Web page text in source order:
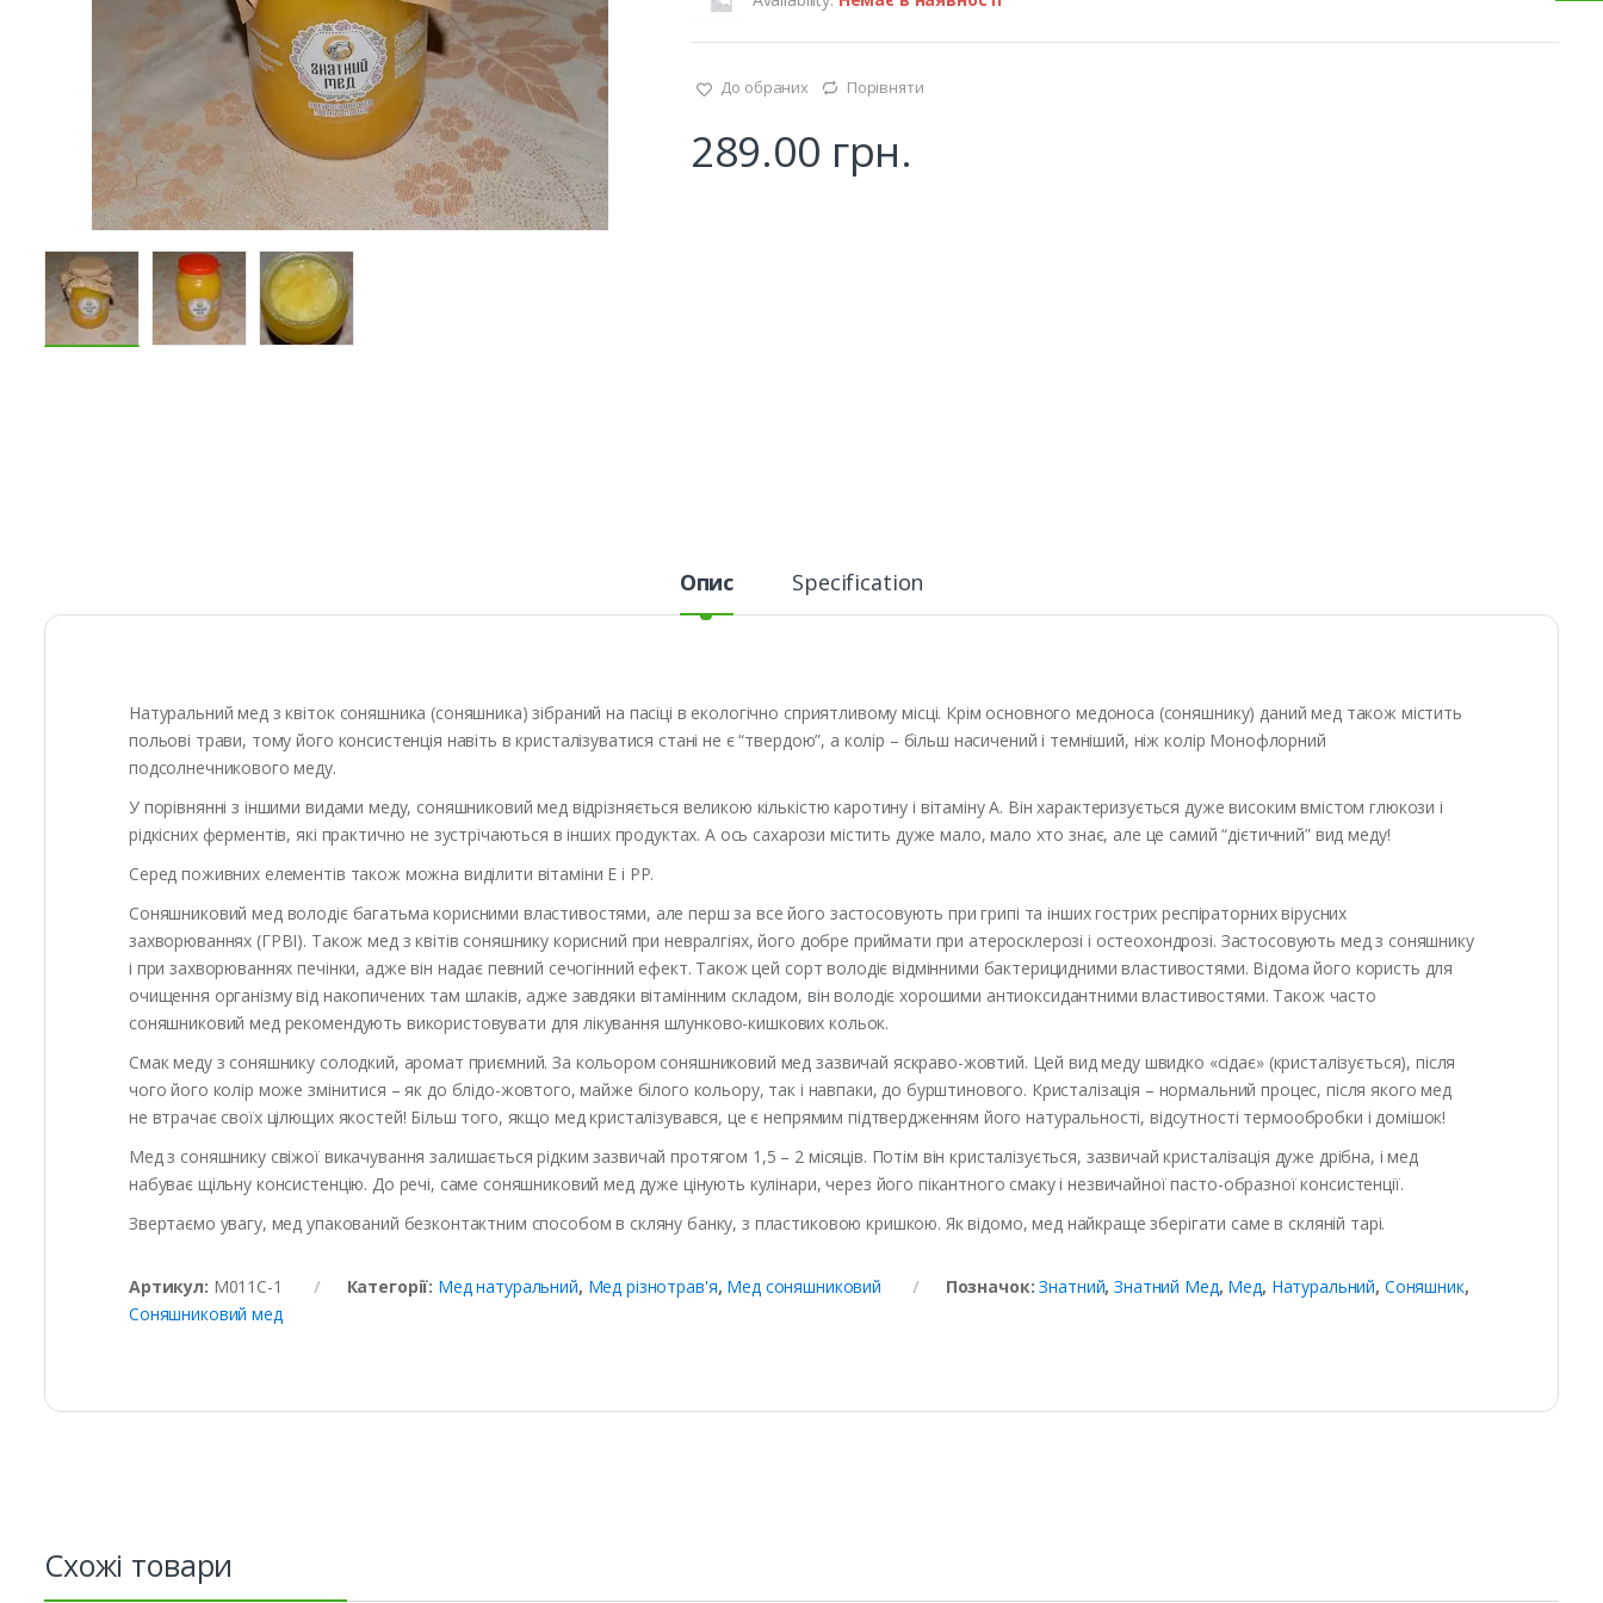
До обраних Порівняти
289.00 грн.
Опис Specification
Натуральний мед з квіток соняшника (соняшника) зібраний на пасіці в екологічно сприятливому місці. Крім основного медоноса (соняшнику) даний мед також містить
польові трави, тому його консистенція навіть в кристалізуватися стані не є “твердою”, а колір – більш насичений і темніший, ніж колір Монофлорний
подсолнечникового меду.
У порівнянні з іншими видами меду, соняшниковий мед відрізняється великою кількістю каротину і вітаміну А. Він характеризується дуже високим вмістом глюкози і
рідкісних ферментів, які практично не зустрічаються в інших продуктах. А ось сахарози містить дуже мало, мало хто знає, але це самий “дієтичний” вид меду!
Серед поживних елементів також можна виділити вітаміни Е і РР.
Соняшниковий мед володіє багатьма корисними властивостями, але перш за все його застосовують при грипі та інших гострих респіраторних вірусних
захворюваннях (ГРВІ). Також мед з квітів соняшнику корисний при невралгіях, його добре приймати при атеросклерозі і остеохондрозі. Застосовують мед з соняшнику
і при захворюваннях печінки, адже він надає певний сечогінний ефект. Також цей сорт володіє відмінними бактерицидними властивостями. Відома його користь для
очищення організму від накопичених там шлаків, адже завдяки вітамінним складом, він володіє хорошими антиоксидантними властивостями. Також часто
соняшниковий мед рекомендують використовувати для лікування шлунково-кишкових кольок.
Смак меду з соняшнику солодкий, аромат приємний. За кольором соняшниковий мед зазвичай яскраво-жовтий. Цей вид меду швидко «сідає» (кристалізується), після
чого його колір може змінитися – як до блідо-жовтого, майже білого кольору, так і навпаки, до бурштинового. Кристалізація – нормальний процес, після якого мед
не втрачає своїх цілющих якостей! Більш того, якщо мед кристалізувався, це є непрямим підтвердженням його натуральності, відсутності термообробки і домішок!
Мед з соняшнику свіжої викачування залишається рідким зазвичай протягом 1,5 – 2 місяців. Потім він кристалізується, зазвичай кристалізація дуже дрібна, і мед
набуває щільну консистенцію. До речі, саме соняшниковий мед дуже цінують кулінари, через його пікантного смаку і незвичайної пасто-образної консистенції.
Звертаємо увагу, мед упакований безконтактним способом в скляну банку, з пластиковою кришкою. Як відомо, мед найкраще зберігати саме в скляній тарі.
Артикул: М011С-1 Категорії: Мед натуральний, Мед різнотрав'я, Мед соняшниковий Позначок:Знатний,Знатний Мед, Мед, Натуральний, Соняшник,
Соняшниковий мед
Схожі товари